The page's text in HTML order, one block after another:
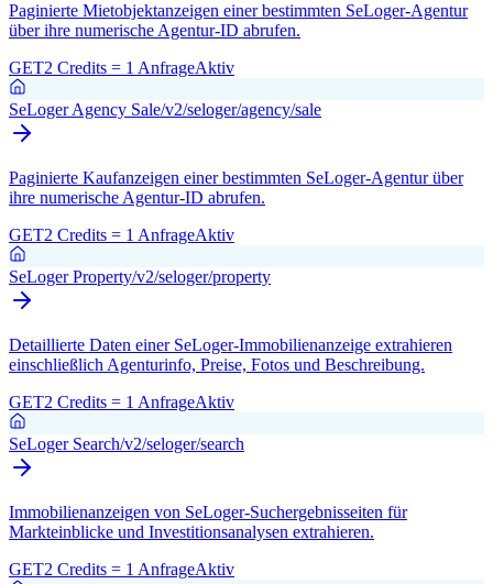
Paginierte Mietobjektanzeigen einer bestimmten SeLoger-Agentur
über ihre numerische Agentur-ID abrufen.
GET2 Credits = 1 AnfrageAktiv
SeLoger Agency Sale/v2/seloger/agency/sale
Paginierte Kaufanzeigen einer bestimmten SeLoger-Agentur über
ihre numerische Agentur-ID abrufen.
GET2 Credits = 1 AnfrageAktiv
SeLoger Property/v2/seloger/property
Detaillierte Daten einer SeLoger-Immobilienanzeige extrahieren
einschließlich Agenturinfo, Preise, Fotos und Beschreibung.
GET2 Credits = 1 AnfrageAktiv
SeLoger Search/v2/seloger/search
Immobilienanzeigen von SeLoger-Suchergebnisseiten für
Markteinblicke und Investitionsanalysen extrahieren.
GET2 Credits = 1 AnfrageAktiv